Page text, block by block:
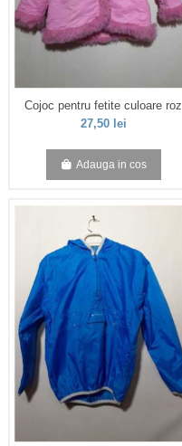
Cojoc pentru fetite culoare roz
27,50 lei
Adauga in cos